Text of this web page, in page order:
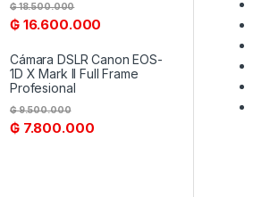
₲16.600.000
₲18.500.000
Cámara DSLR Canon EOS-
1D X Mark II Full Frame
Profesional
₲7.800.000
₲9.500.000